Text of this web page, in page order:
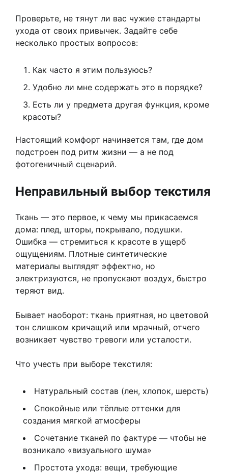
Проверьте, не тянут ли вас чужие стандарты
ухода от своих привычек. Задайте себе
несколько простых вопросов:
Как часто я этим пользуюсь?
Удобно ли мне содержать это в порядке?
Есть ли у предмета другая функция, кроме
красоты?
Настоящий комфорт начинается там, где дом
подстроен под ритм жизни — а не под
фотогеничный сценарий.
Неправильный выбор текстиля
Ткань — это первое, к чему мы прикасаемся
дома: плед, шторы, покрывало, подушки.
Ошибка — стремиться к красоте в ущерб
ощущениям. Плотные синтетические
материалы выглядят эффектно, но
электризуются, не пропускают воздух, быстро
теряют вид.
Бывает наоборот: ткань приятная, но цветовой
тон слишком кричащий или мрачный, отчего
возникает чувство тревоги или усталости.
Что учесть при выборе текстиля:
Натуральный состав (лен, хлопок, шерсть)
Спокойные или тёплые оттенки для
создания мягкой атмосферы
Сочетание тканей по фактуре — чтобы не
возникало «визуального шума»
Простота ухода: вещи, требующие